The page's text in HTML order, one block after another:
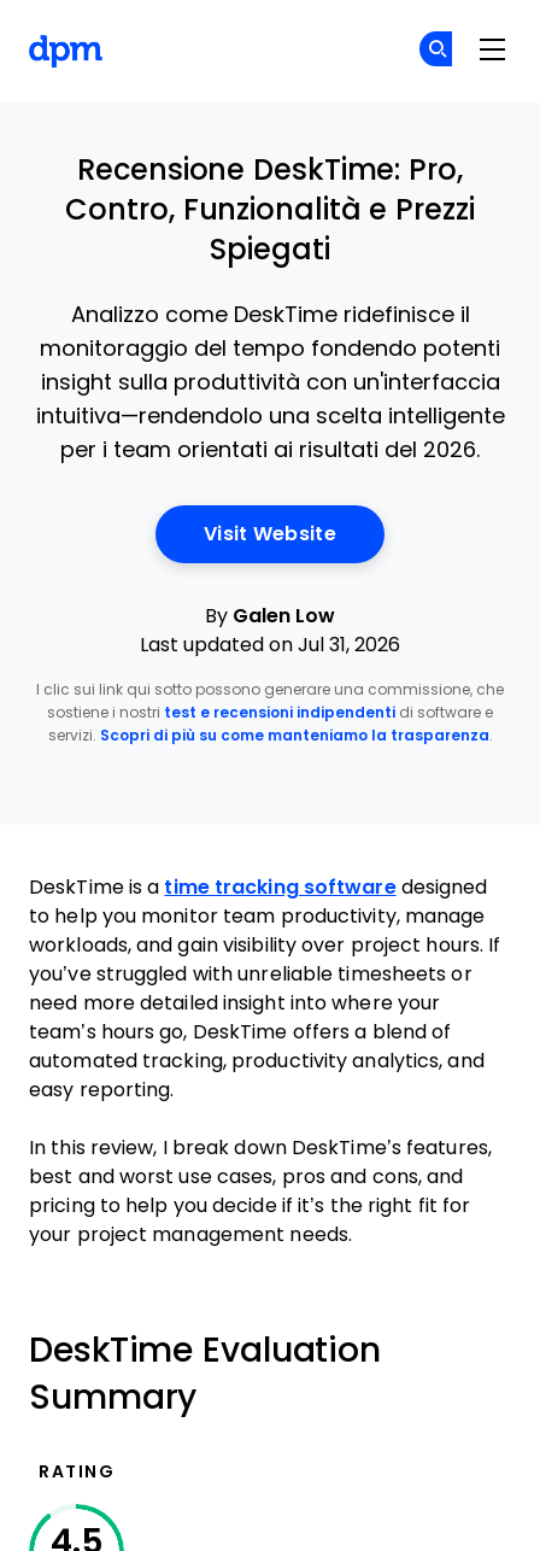
Recensione DeskTime: Pro,
Contro, Funzionalità e Prezzi
Spiegati
Analizzo come DeskTime ridefinisce il
monitoraggio del tempo fondendo potenti
insight sulla produttività con un'interfaccia
intuitiva—rendendolo una scelta intelligente
per i team orientati ai risultati del 2026.
Visit WebsiteOpens New Window
By Galen Low
Last updated on Jul 31, 2026
I clic sui link qui sotto possono generare una commissione, che
sostiene i nostri test e recensioni indipendenti di software e
servizi. Scopri di più su come manteniamo la trasparenza.
DeskTime is a time tracking softwaredesigned
to help you monitor team productivity, manage
workloads, and gain visibility over project hours. If
you’ve struggled with unreliable timesheets or
need more detailed insight into where your
team’s hours go, DeskTime offers a blend of
automated tracking, productivity analytics, and
easy reporting.
In this review, I break down DeskTime’s features,
best and worst use cases, pros and cons, and
pricing to help you decide if it’s the right fit for
your project management needs.
DeskTime Evaluation
Summary
RATING
4.5